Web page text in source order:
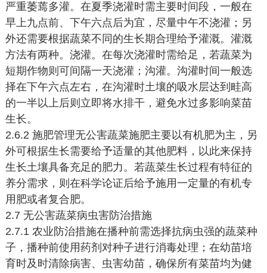
严重萎蔫多灌。在夏季浇灌时需主要时间段，一般在
早上九点前、下午六点后为宜，尽量中午不浇灌；另
外还需要根据蔬菜不同的生长期合理给予灌溉。灌溉
方法有两种。浇灌。在每次浇灌时需给足，若蔬菜为
短期作物则可间隔一天浇灌；沟灌。沟灌时间一般选
择在下午六点左右，在沟灌时土壤的吸水层达到畦高
的一半以上后则立即将水排干，避免水过多影响菜苗
生长。
2.6.2 施肥管理无公害蔬菜施肥主要以有机肥为主，另
外可根据生长需要给予适量的其他肥料，以此来保持
生长土壤具备充足的肥力。若蔬菜生长过程有特征的
养分需求，则在科学论证后给予施用一定量的有机专
用肥或者复合肥。
2.7 无公害蔬菜病虫害防治措施
2.7.1 农业防治措施在播种前需选择抗病虫强的蔬菜种
子，播种前使用药剂对种子进行消毒处理；在幼苗培
育时及时清除病害、虫害幼苗，确保所有菜苗均为健